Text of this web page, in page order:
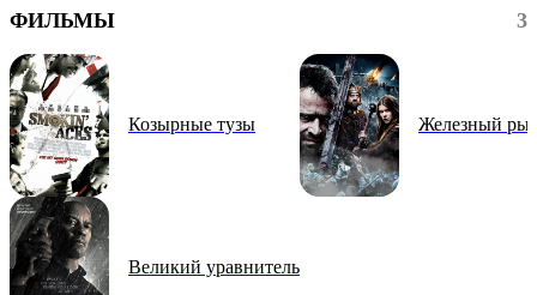
ФИЛЬМЫ 3
Козырные тузы
Великий уравнитель
Железный